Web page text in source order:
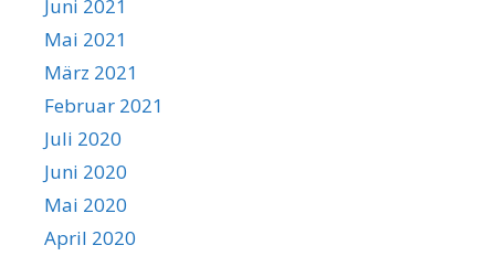
Juni 2021
Mai 2021
März 2021
Februar 2021
Juli 2020
Juni 2020
Mai 2020
April 2020